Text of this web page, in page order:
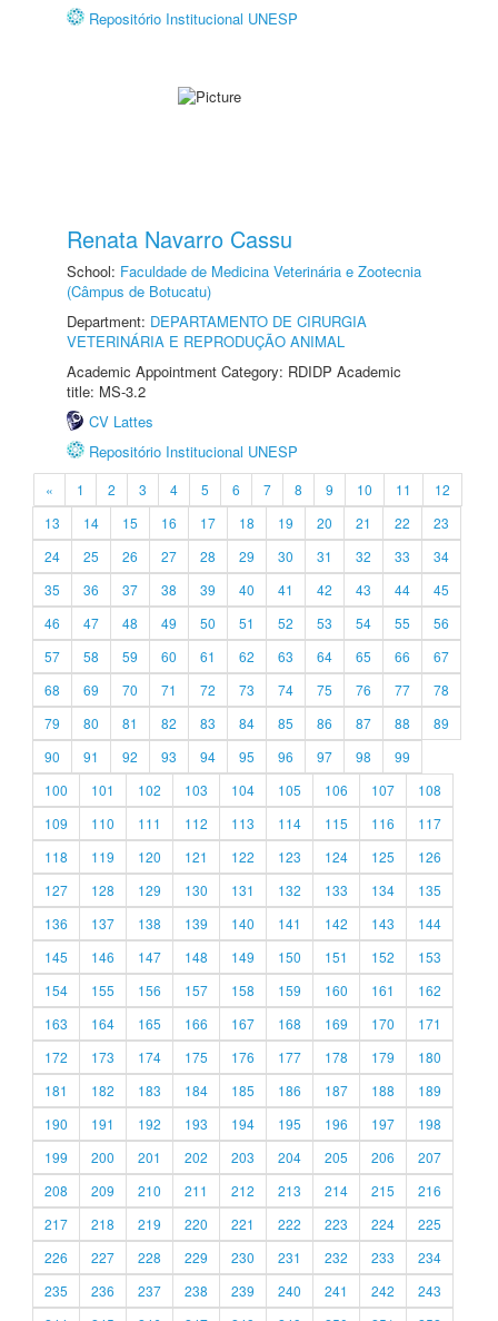
Repositório Institucional UNESP
Renata Navarro Cassu
School: Faculdade de Medicina Veterinária e Zootecnia
(Câmpus de Botucatu)
Department: DEPARTAMENTO DE CIRURGIA
VETERINÁRIA E REPRODUÇÃO ANIMAL
Academic Appointment Category: RDIDP Academic
title: MS-3.2
CV Lattes
Repositório Institucional UNESP
« 1 2 3 4 5 6 7 8 9 10 11
12
13
14 15 16 17 18 19 20 21 22
23
24
25 26 27 28 29 30 31 32 33
34
35
36 37 38 39 40 41 42 43 44
45
46
47 48 49 50 51 52 53 54 55
56
57
58 59 60 61 62 63 64 65 66
67
68
69 70 71 72 73 74 75 76 77
78
79
80 81 82 83 84 85 86 87 88
89
90
91 92 93 94 95 96 97 98
99
100
101 102 103 104 105 106 107
108
109
110 111 112 113 114 115 116
117
118
119 120 121 122 123 124 125
126
127
128 129 130 131 132 133 134
135
136
137 138 139 140 141 142 143
144
145
146 147 148 149 150 151 152
153
154
155 156 157 158 159 160 161
162
163
164 165 166 167 168 169 170
171
172
173 174 175 176 177 178 179
180
181
182 183 184 185 186 187 188
189
190
191 192 193 194 195 196 197
198
199
200 201 202 203 204 205 206
207
208
209 210 211 212 213 214 215
216
217
218 219 220 221 222 223 224
225
226
227 228 229 230 231 232 233
234
235
236 237 238 239 240 241 242
243